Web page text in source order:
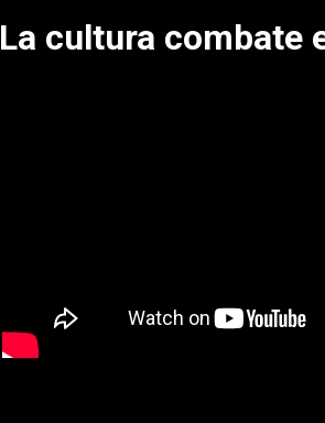
La cultura combate